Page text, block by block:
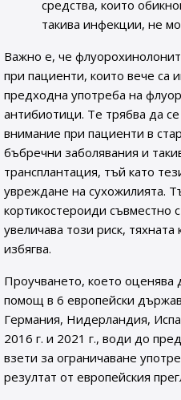
средства, които
такива инфекции, не
Важно е, че
при пациенти, които вече са
предходна употреба на
антибиотици. Те трябва да
внимание при пациенти в
бъбречни заболявания и
трансплантация, тъй като
увреждане на сухожилията.
кортикостероиди съвместно
увеличава този риск,
избягва.
Проучването, което оценява
помощ в 6 европейски
Германия, Нидерландия,
2016 г. и 2021 г., води до
взети за ограничаване
резултат от европейския